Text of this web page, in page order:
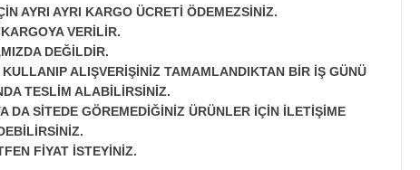
AYRI AYRI KARGO ÜCRETİ ÖDEMEZSİNİZ.
VERİLİR.
DEĞİLDİR.
ALIŞVERİŞİNİZ TAMAMLANDIKTAN BİR İŞ GÜNÜ
TESLİM ALABİLİRSİNİZ.
DA SİTEDE GÖREMEDİĞİNİZ ÜRÜNLER İÇİN İLETİŞİME
FİYAT İSTEYİNİZ.